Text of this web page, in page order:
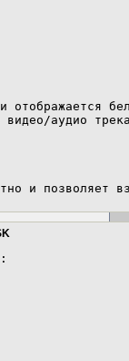
отображается
видео/аудио
и позволяет